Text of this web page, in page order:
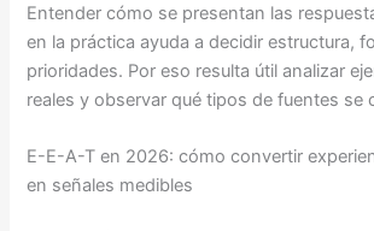
Entender cómo se presentan las
en la práctica ayuda a decidir estructura,
prioridades. Por eso resulta útil analizar
reales y observar qué tipos de fuentes se
E-E-A-T en 2026: cómo convertir
en señales medibles